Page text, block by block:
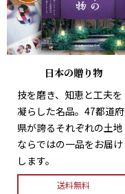
日本の贈り物
技を磨き、知恵と工夫を
凝らした名品。47都道府
県が誇るそれぞれの土地
ならではの一品をお届け
します。
送料無料